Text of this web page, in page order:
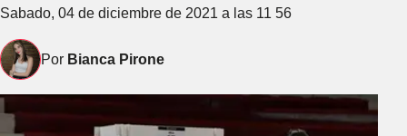
Sabado, 04 de diciembre de 2021 a las 11 56
Por Bianca Pirone